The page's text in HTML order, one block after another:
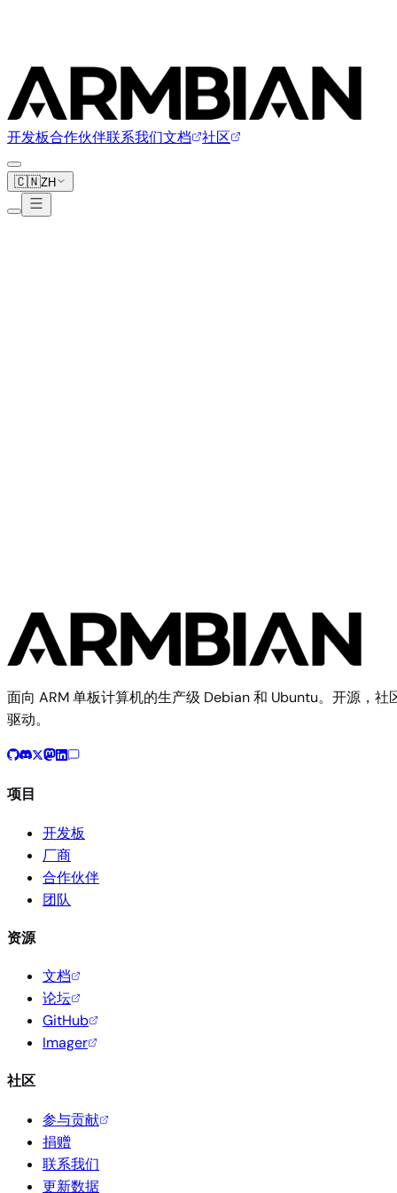
开发板合作伙伴联系我们文档 社区
🇨🇳ZH
面向 ARM 单板计算机的生产级 Debian 和 Ubuntu。开源，社
驱动。
项目
开发板
厂商
合作伙伴
团队
资源
文档
论坛
GitHub
Imager
社区
参与贡献
捐赠
联系我们
更新数据